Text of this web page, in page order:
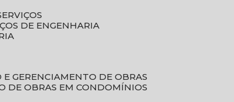
DE ENGENHARIA
E GERENCIAMENTO DE OBRAS
DE OBRAS EM CONDOMÍNIOS